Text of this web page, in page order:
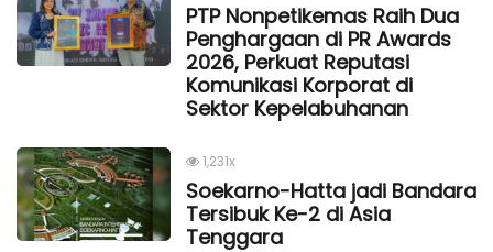
PTP Nonpetikemas Raih Dua
Penghargaan di PR Awards
2026, Perkuat Reputasi
Komunikasi Korporat di
Sektor Kepelabuhanan
1,231x
Soekarno-Hatta jadi Bandara
Tersibuk Ke-2 di Asia
Tenggara